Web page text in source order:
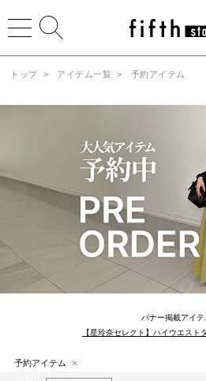
トップ > アイテム一覧 > 予約アイテム
バナー掲載アイテ
【星玲奈セレクト】ハイウエスト
予約アイテム